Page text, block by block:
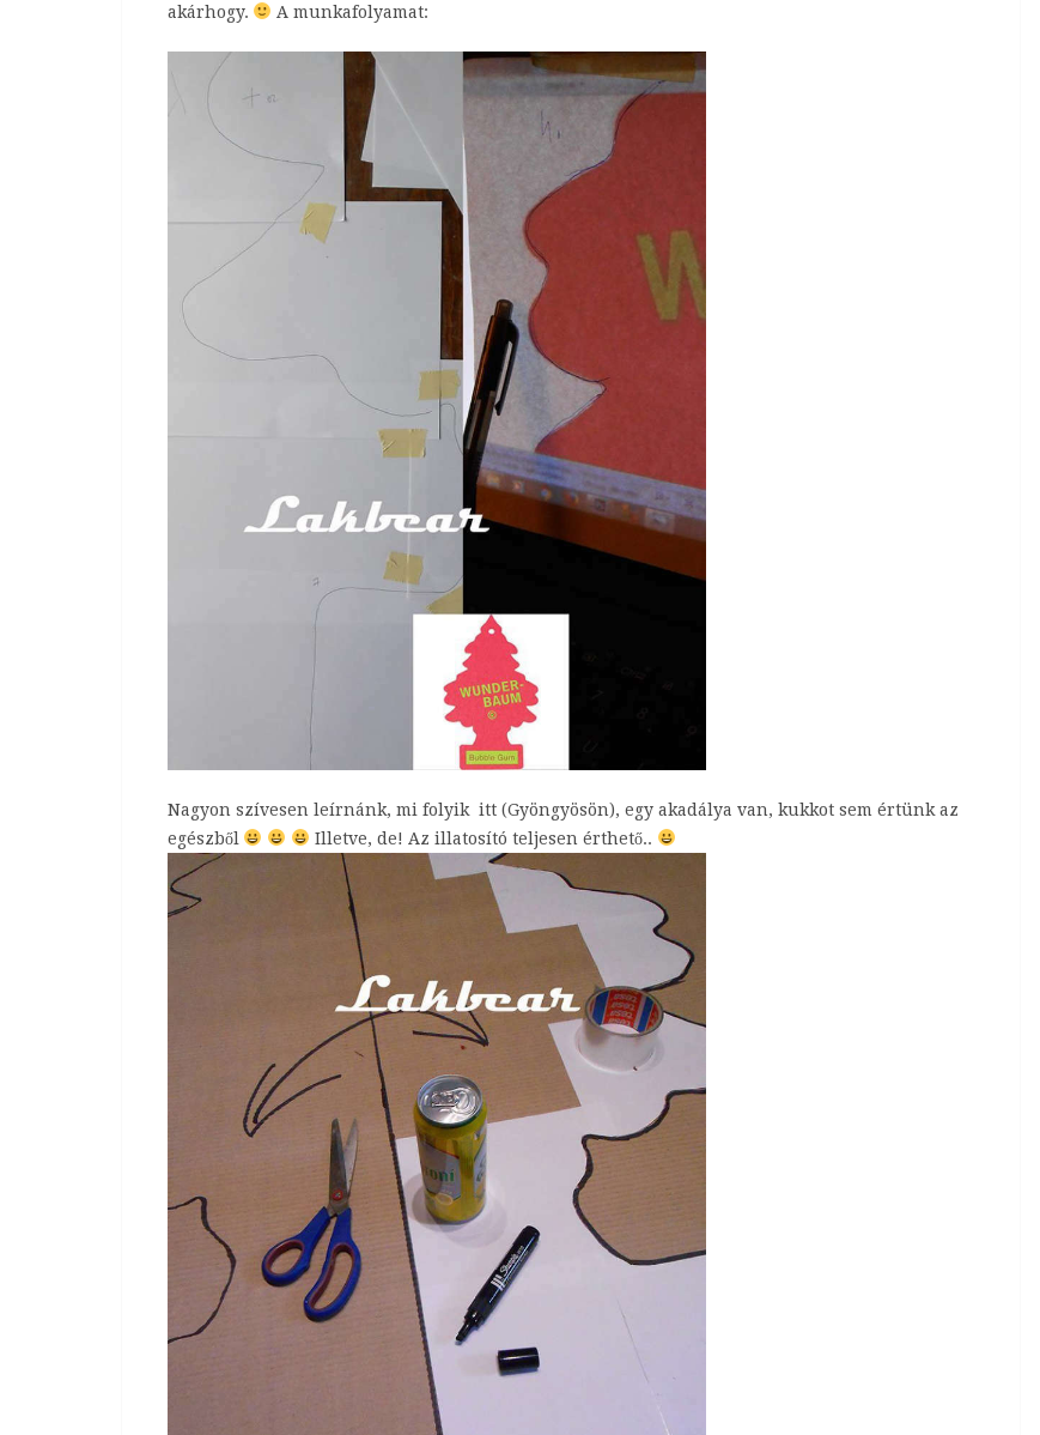
akárhogy.
A munkafolyamat:
Nagyon szívesen leírnánk, mi folyik itt (Gyöngyösön), egy akadálya van, kukkot sem értünk az
egészből
Illetve, de! Az illatosító teljesen érthető..